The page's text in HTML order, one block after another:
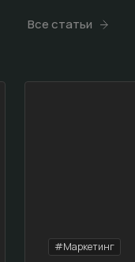
Все статьи
#Маркетинг